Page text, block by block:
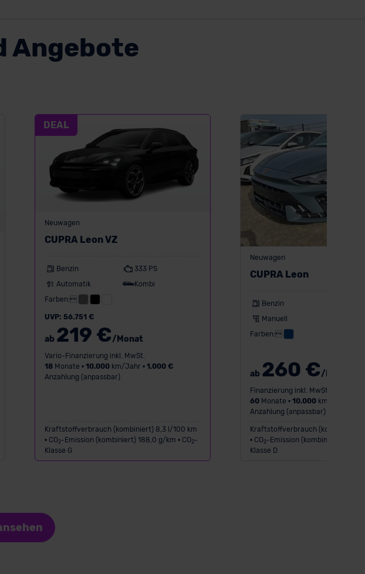
Angebote
DEAL
Neuwagen
CUPRA Leon VZ
Benzin
333 PS
Automatik
Kombi
Farben:
UVP: 56.751 €
ab 219 €/Monat
Vario-Finanzierung inkl. MwSt.
18Monate • 10.000km/Jahr • 1.000 €
Anzahlung (anpassbar)
Kraftstoffverbrauch (kombiniert) 8,3 l/100 km
• CO2-Emission (kombiniert) 188,0 g/km • CO2-
Klasse G
Neuwagen
CUPRA Leon
Benzin
Manuell
Farben:
ab 260 €/Monat
Finanzierung inkl. MwSt.
60Monate • 10.000km/Jahr •
Anzahlung (anpassbar)
Kraftstoffverbrauch (kombiniert)
• CO2-Emission (kombiniert) 131,0
Klasse D